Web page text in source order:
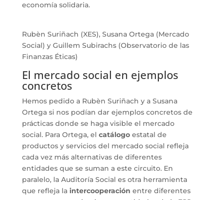
economía solidaria.
Rubèn Suriñach (XES), Susana Ortega (Mercado
Social) y Guillem Subirachs (Observatorio de las
Finanzas Éticas)
El mercado social en ejemplos
concretos
Hemos pedido a Rubèn Suriñach y a Susana
Ortega si nos podían dar ejemplos concretos de
prácticas donde se haga visible el mercado
social. Para Ortega, el catálogoestatal de
productos y servicios del mercado social refleja
cada vez más alternativas de diferentes
entidades que se suman a este circuito. En
paralelo, la Auditoría Social es otra herramienta
que refleja la intercooperación entre diferentes